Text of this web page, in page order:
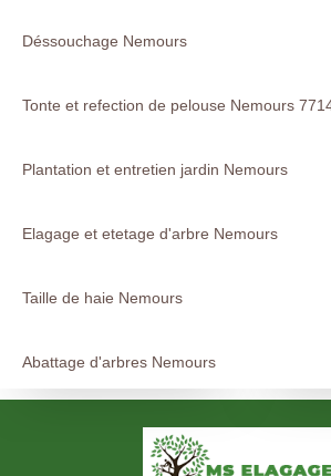
Déssouchage Nemours
Tonte et refection de pelouse Nemours
Plantation et entretien jardin Nemours
Elagage et etetage d'arbre Nemours
Taille de haie Nemours
Abattage d'arbres Nemours